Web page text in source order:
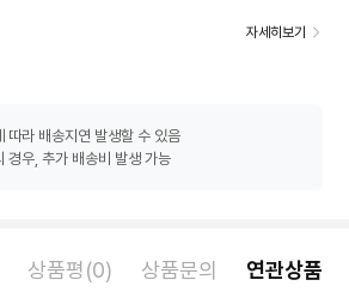
자세히보기
따라 배송지연 발생할 수 있음
경우, 추가 배송비 발생 가능
상품평(0) 상품문의 연관상품